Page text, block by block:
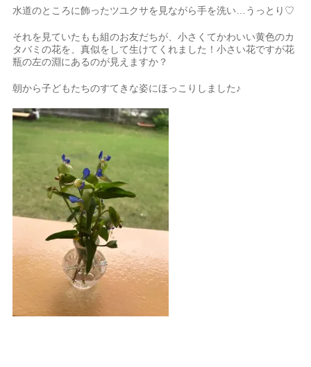
水道のところに飾ったツユクサを見ながら手を洗い…うっとり♡
それを見ていたもも組のお友だちが、小さくてかわいい黄色のカ
タバミの花を、真似をして生けてくれました！小さい花ですが花
瓶の左の淵にあるのが見えますか？
朝から子どもたちのすてきな姿にほっこりしました♪